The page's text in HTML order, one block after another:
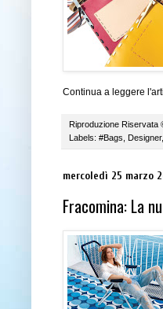
Continua a leggere
Riproduzione Riservata
Labels: #Bags Designer,
mercoledì 25 marzo
Fracomina: La